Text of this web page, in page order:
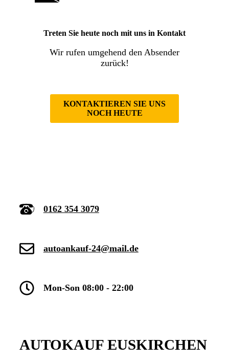
Treten Sie heute noch mit uns in Kontakt
Wir rufen umgehend den Absender
zurück!
KONTAKTIEREN SIE UNS
NOCH HEUTE
0162 354 3079
autoankauf-24@mail.de
Mon-Son 08:00 - 22:00
AUTOKAUF EUSKIRCHEN